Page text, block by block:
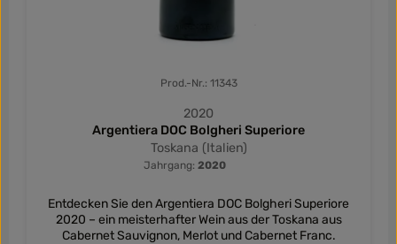
Prod.-Nr.: 11343
2020
Argentiera DOC Bolgheri Superiore
Toskana (Italien)
Jahrgang:2020
Entdecken Sie den Argentiera DOC Bolgheri Superiore
2020 – ein meisterhafter Wein aus der Toskana aus
Cabernet Sauvignon, Merlot und Cabernet Franc.